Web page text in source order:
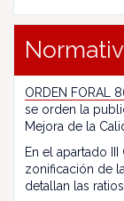
ORDEN FORAL
se orden la
Mejora de la
En el apartado
zonificación de
detallan las ratios.